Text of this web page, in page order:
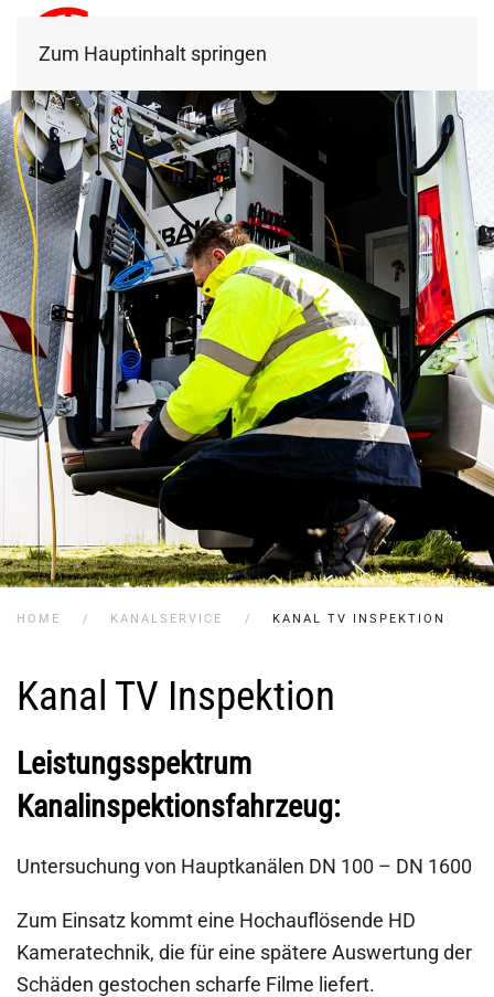
Zum Hauptinhalt springen
HOME KANALSERVICE KANAL TV INSPEKTION
Kanal TV Inspektion
Leistungsspektrum
Kanalinspektionsfahrzeug:
Untersuchung von Hauptkanälen DN 100 – DN 1600
Zum Einsatz kommt eine Hochauflösende HD
Kameratechnik, die für eine spätere Auswertung der
Schäden gestochen scharfe Filme liefert.